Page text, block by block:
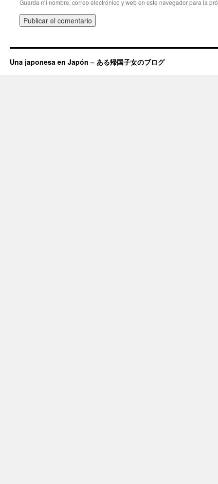
Guarda mi nombre, correo electrónico y web en este navegador para la
Una japonesa en Japón – ある帰国子女のブログ